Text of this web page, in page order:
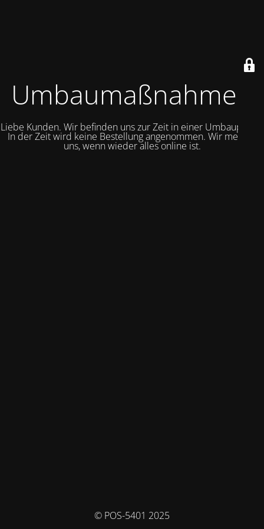
Umbaumaßnahmen
Liebe Kunden. Wir befinden uns zur Zeit in einer Umbauphase.
In der Zeit wird keine Bestellung angenommen. Wir melden
uns, wenn wieder alles online ist.
© POS-5401 2025